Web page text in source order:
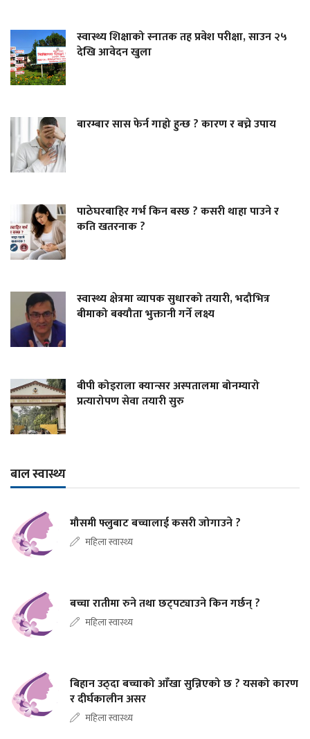
स्वास्थ्य शिक्षाको स्नातक तह प्रवेश परीक्षा, साउन २५
देखि आवेदन खुला
बारम्बार सास फेर्न गाह्रो हुन्छ ? कारण र बच्ने उपाय
पाठेघरबाहिर गर्भ किन बस्छ ? कसरी थाहा पाउने र
कति खतरनाक ?
स्वास्थ्य क्षेत्रमा व्यापक सुधारको तयारी, भदौभित्र
बीमाको बक्यौता भुक्तानी गर्ने लक्ष्य
बीपी कोइराला क्यान्सर अस्पतालमा बोनम्यारो
प्रत्यारोपण सेवा तयारी सुरु
बाल स्वास्थ्य
मौसमी फ्लुबाट बच्चालाई कसरी जोगाउने ?
महिला स्वास्थ्य
बच्चा रातीमा रुने तथा छट्पट्याउने किन गर्छन् ?
महिला स्वास्थ्य
बिहान उठ्दा बच्चाको आँखा सुन्निएको छ ? यसको कारण
र दीर्घकालीन असर
महिला स्वास्थ्य